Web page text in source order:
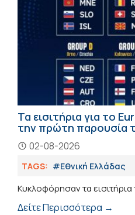
Τα εισιτήρια για το
την πρώτη παρουσία
02-08-2026
TAGS: #Εθνική Ελλάδας
Κυκλοφόρησαν τα
Δείτε Περισσότερα →